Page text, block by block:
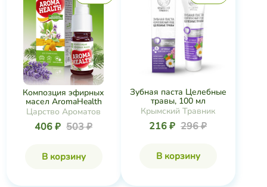
Композция эфирных
масел AromaHealth
Царство Ароматов
406 ₽ 503 ₽
В корзину
Зубная паста Целебные
травы, 100 мл
Крымский Травник
216 ₽ 296 ₽
В корзину